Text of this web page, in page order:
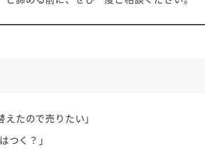
たので売りたい」
つく？」